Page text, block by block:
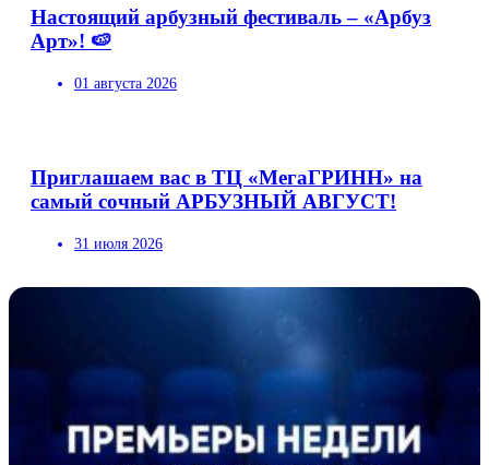
Настоящий арбузный фестиваль – «Арбуз
Арт»! 🍉
01 августа 2026
Приглашаем вас в ТЦ «МегаГРИНН» на
самый сочный АРБУЗНЫЙ АВГУСТ!
31 июля 2026